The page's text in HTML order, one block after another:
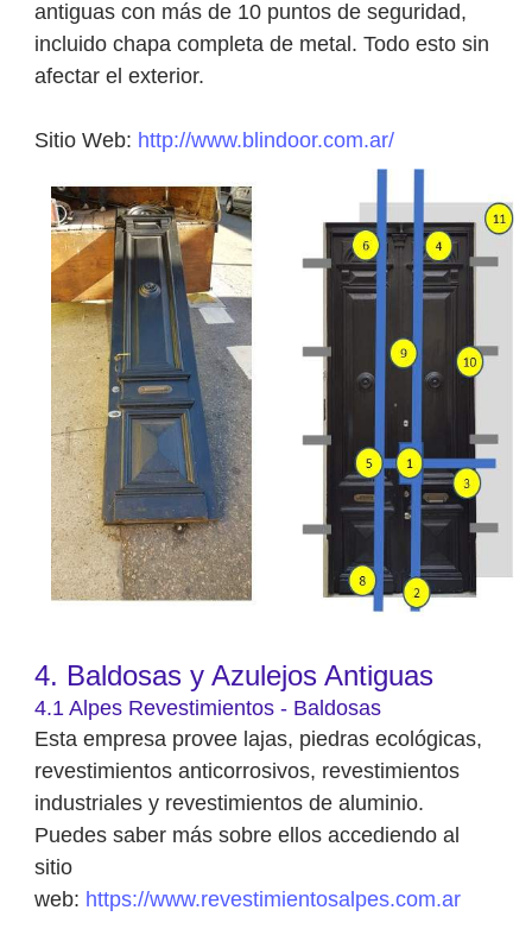
antiguas con más de 10 puntos de seguridad,
incluido chapa completa de metal. Todo esto sin
afectar el exterior.
Sitio Web: http://www.blindoor.com.ar/
4. Baldosas y Azulejos Antiguas
4.1 Alpes Revestimientos - Baldosas
Esta empresa provee lajas, piedras ecológicas,
revestimientos anticorrosivos, revestimientos
industriales y revestimientos de aluminio.
Puedes saber más sobre ellos accediendo al
sitio
web: https://www.revestimientosalpes.com.ar